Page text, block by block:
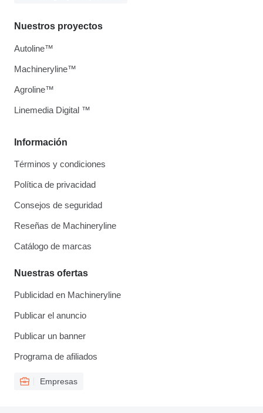
Información
Términos y condiciones
Política de privacidad
Consejos de seguridad
Reseñas de Machineryline
Catálogo de marcas
Nuestras ofertas
Publicidad en Machineryline
Publicar el anuncio
Publicar un banner
Programa de afiliados
Empresas
Nuestros proyectos
Autoline™
Machineryline™
Agroline™
Linemedia Digital ™